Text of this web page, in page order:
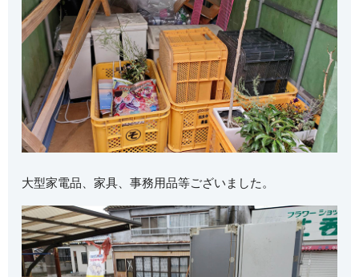
大型家電品、家具、事務用品等ございました。